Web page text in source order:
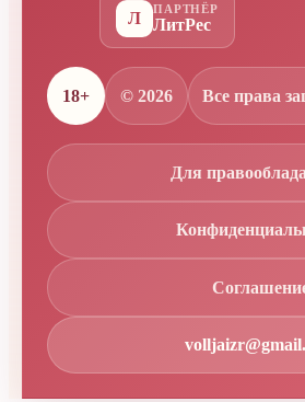
Л
ПАРТНЁР
ЛитРес
18+ © 2026 Все права
Для